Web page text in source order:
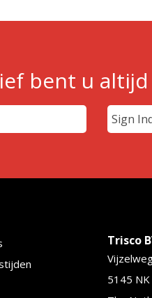
bent u
Trisco
5145 NK